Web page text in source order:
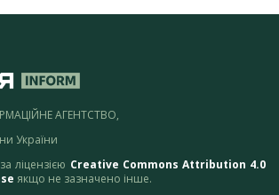
АГЕНТСТВО,
України
ліцензією Creative Commons Attribution 4.0
якщо не зазначено інше.